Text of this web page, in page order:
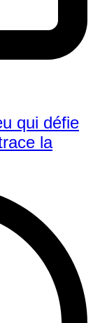
qui défie
la